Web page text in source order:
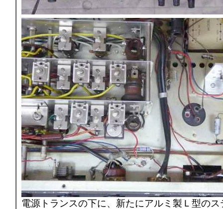
電源トランスの下に、新たにアルミ製Ｌ型のス